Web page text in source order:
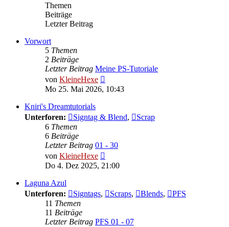
Themen
Beiträge
Letzter Beitrag
Vorwort
5 Themen
2 Beiträge
Letzter Beitrag Meine PS-Tutoriale
von KleineHexe
Beitrag
Mo 25. Mai 2026, 10:43
Kniri's Dreamtutorials
Unterforen:
Signtag & Blend,
Scrap
6 Themen
6 Beiträge
Letzter Beitrag 01 - 30
von KleineHexe
Beitrag
Do 4. Dez 2025, 21:00
Laguna Azul
Unterforen:
Signtags, Scraps, Blends,
PFS
11 Themen
11 Beiträge
Letzter Beitrag PFS 01 - 07